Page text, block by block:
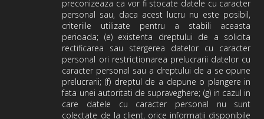
preconizeaza ca vor fi stocate datele cu caracter
personal sau, daca acest lucru nu este posibil,
criteriile utilizate pentru a stabili aceasta
perioada; (e) existenta dreptului de a solicita
rectificarea sau stergerea datelor cu caracter
personal ori restrictionarea prelucrarii datelor cu
caracter personal sau a dreptului de a se opune
prelucrarii; (f) dreptul de a depune o plangere in
fata unei autoritati de supraveghere; (g) in cazul in
care datele cu caracter personal nu sunt
colectate de la client, orice informatii disponibile